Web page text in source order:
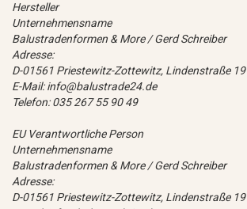
Hersteller
Unternehmensname
Balustradenformen & More / Gerd Schreiber
Adresse:
D-01561 Priestewitz-Zottewitz, Lindenstraße 19
E-Mail: info@balustrade24.de
Telefon: 035 267 55 90 49
EU Verantwortliche Person
Unternehmensname
Balustradenformen & More / Gerd Schreiber
Adresse:
D-01561 Priestewitz-Zottewitz, Lindenstraße 19